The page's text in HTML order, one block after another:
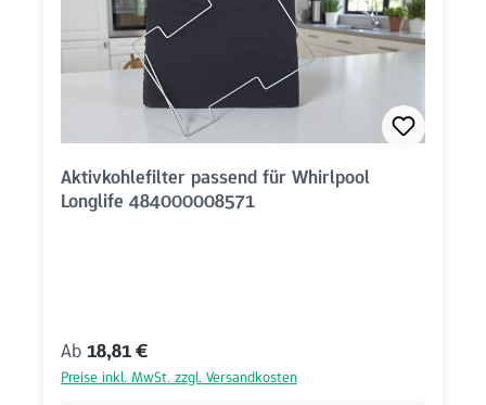
Aktivkohlefilter passend für Whirlpool
Longlife 484000008571
Regulärer Preis:
Ab 18,81 €
Preise inkl. MwSt. zzgl. Versandkosten